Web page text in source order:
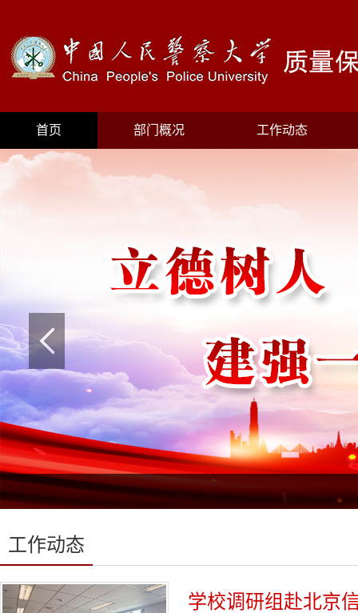
首页 部门概况 工作动态
工作动态
学校调研组赴北京